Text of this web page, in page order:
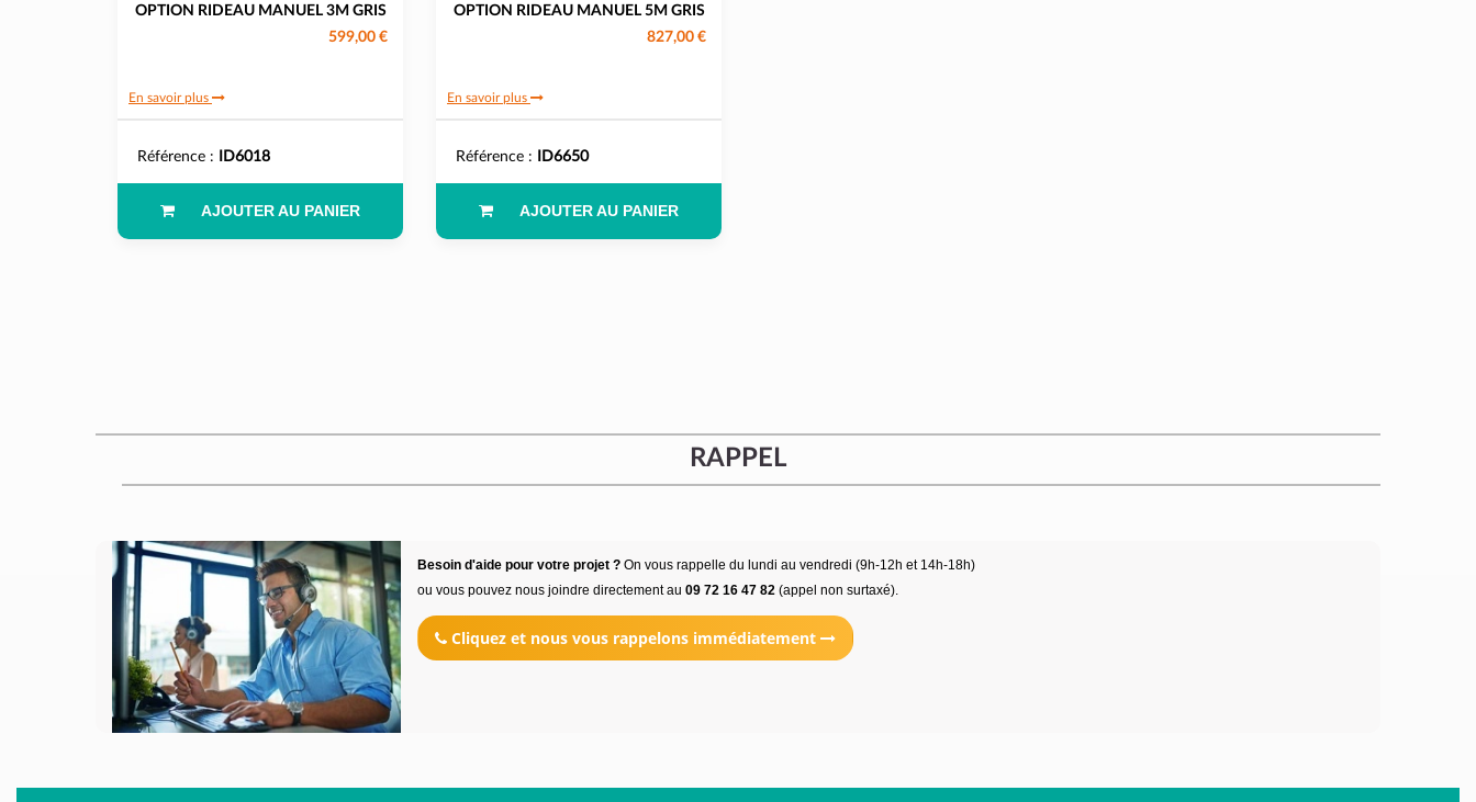
OPTION RIDEAU MANUEL 3M GRIS
599,00 €
En savoir plus
Référence : ID6018
AJOUTER AU PANIER
OPTION RIDEAU MANUEL 5M GRIS
827,00 €
En savoir plus
Référence : ID6650
AJOUTER AU PANIER
RAPPEL
Besoin d'aide pour votre projet ?On vous rappelle du lundi au vendredi (9h-12h et 14h-18h)
ou vous pouvez nous joindre directement au 09 72 16 47 82(appel non surtaxé).
Cliquez et nous vous rappelons immédiatement